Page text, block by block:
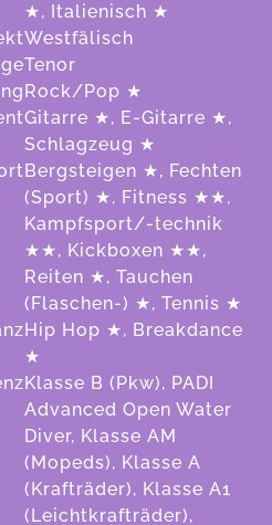
★, Italienisch ★
Westfälisch
Tenor
Rock/Pop ★
Gitarre ★, E-Gitarre ★,
Schlagzeug ★
Bergsteigen ★, Fechten
(Sport) ★, Fitness ★★,
Kampfsport/-technik
★★, Kickboxen ★★,
Reiten ★, Tauchen
(Flaschen-) ★, Tennis ★
Hip Hop ★, Breakdance
★
Klasse B (Pkw), PADI
Advanced Open Water
Diver, Klasse AM
(Mopeds), Klasse A
(Krafträder), Klasse A1
(Leichtkrafträder),